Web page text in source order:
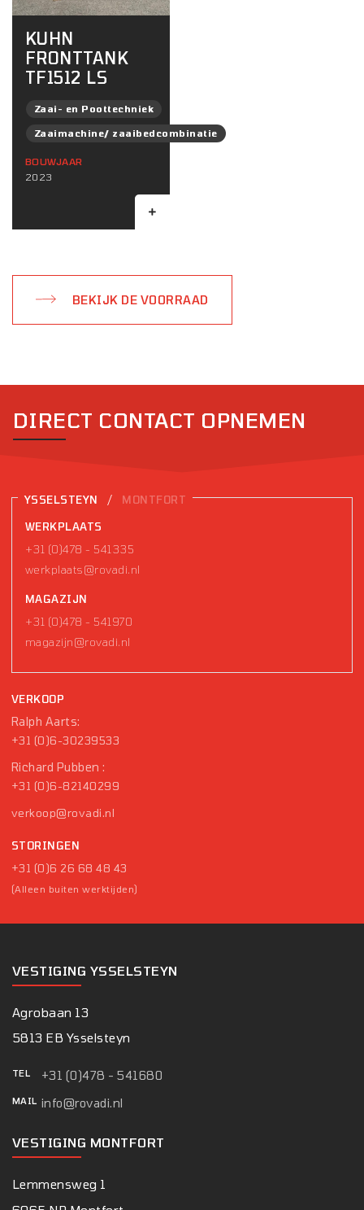
KUHN
FRONTTANK
TF1512 LS
Zaai- en Poottechniek
Zaaimachine/ zaaibedcombinatie
BOUWJAAR
2023
BEKIJK DE VOORRAAD
DIRECT CONTACT OPNEMEN
YSSELSTEYN / MONTFORT
WERKPLAATS
+31 (0)478 - 541335
werkplaats@rovadi.nl
MAGAZIJN
+31 (0)478 - 541970
magazijn@rovadi.nl
VERKOOP
Ralph Aarts:
+31 (0)6-30239533
Richard Pubben :
+31 (0)6-82140299
verkoop@rovadi.nl
STORINGEN
+31 (0)6 26 68 48 43
(Alleen buiten werktijden)
VESTIGING YSSELSTEYN
Agrobaan 13
5813 EB Ysselsteyn
TEL +31 (0)478 - 541680
MAIL info@rovadi.nl
VESTIGING MONTFORT
Lemmensweg 1